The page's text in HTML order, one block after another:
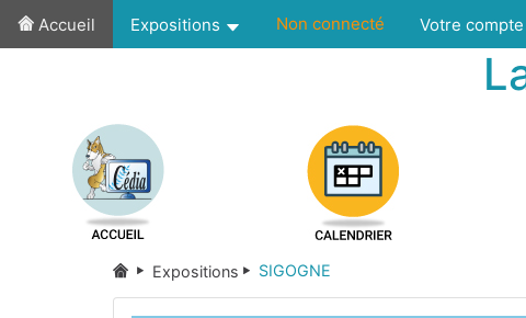
Accueil Expositions Non connecté Votre compte
Expositions SIGOGNE